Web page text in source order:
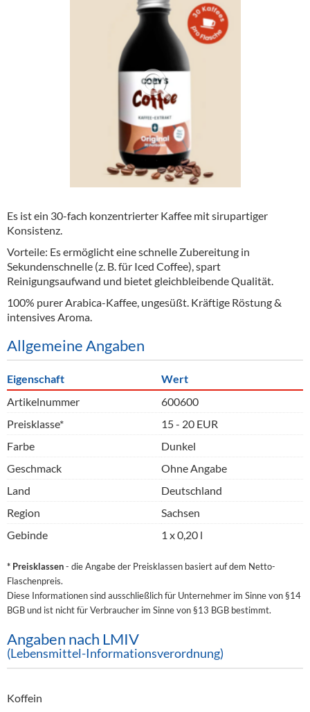
Alkoholfreie Getränke
Hygieneartikel & Desinfektion
Es ist ein 30-fach konzentrierter Kaffee mit sirupartiger
Konsistenz.
Vorteile: Es ermöglicht eine schnelle Zubereitung in
Sekundenschnelle (z. B. für Iced Coffee), spart
Reinigungsaufwand und bietet gleichbleibende Qualität.
100% purer Arabica-Kaffee, ungesüßt. Kräftige Röstung &
intensives Aroma.
Allgemeine Angaben
Eigenschaft
Wert
Artikelnummer
600600
Preisklasse*
15 - 20 EUR
Farbe
Dunkel
Geschmack
Ohne Angabe
Land
Deutschland
Region
Sachsen
Gebinde
1 x 0,20 l
* Preisklassen- die Angabe der Preisklassen basiert auf dem Netto-
Flaschenpreis.
Diese Informationen sind ausschließlich für Unternehmer im Sinne von §14
BGB und ist nicht für Verbraucher im Sinne von §13 BGB bestimmt.
Angaben nach LMIV
(Lebensmittel-Informationsverordnung)
Koffein